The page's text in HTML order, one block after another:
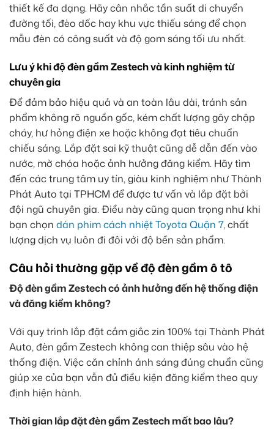
thiết kế đa dạng. Hãy cân nhắc tần suất di chuyển
đường tối, đèo dốc hay khu vực thiếu sáng để chọn
mẫu đèn có công suất và độ gom sáng tối ưu nhất.
Lưu ý khi độ đèn gầm Zestech và kinh nghiệm từ
chuyên gia
Để đảm bảo hiệu quả và an toàn lâu dài, tránh sản
phẩm không rõ nguồn gốc, kém chất lượng gây chập
cháy, hư hỏng điện xe hoặc không đạt tiêu chuẩn
chiếu sáng. Lắp đặt sai kỹ thuật cũng dễ dẫn đến vào
nước, mờ chóa hoặc ảnh hưởng đăng kiểm. Hãy tìm
đến các trung tâm uy tín, giàu kinh nghiệm như Thành
Phát Auto tại TPHCM để được tư vấn và lắp đặt bởi
đội ngũ chuyên gia. Điều này cũng quan trọng như khi
bạn chọn dán phim cách nhiệt Toyota Quận 7, chất
lượng dịch vụ luôn đi đôi với độ bền sản phẩm.
Câu hỏi thường gặp về độ đèn gầm ô tô
Độ đèn gầm Zestech có ảnh hưởng đến hệ thống điện
và đăng kiểm không?
Với quy trình lắp đặt cắm giắc zin 100% tại Thành Phát
Auto, đèn gầm Zestech không can thiệp sâu vào hệ
thống điện. Việc căn chỉnh ánh sáng đúng chuẩn cũng
giúp xe của bạn vẫn đủ điều kiện đăng kiểm theo quy
định hiện hành.
Thời gian lắp đặt đèn gầm Zestech mất bao lâu?